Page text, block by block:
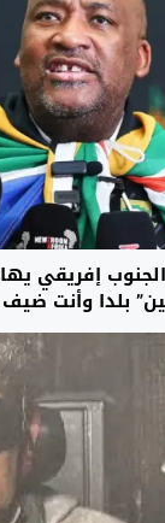
الجنوب إفريقي
بلدا وأنت
إفريقيا على